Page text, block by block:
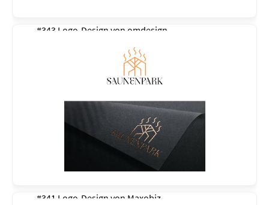
#343 Logo-Design von omdesign
#341 Logo-Design von Maxobiz